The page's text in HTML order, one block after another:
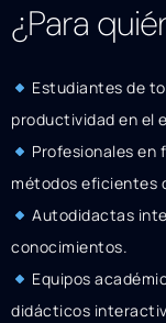
¿Para
Estudiantes de
productividad en el
Profesionales en
métodos eficientes
Autodidactas
conocimientos.
Equipos
didácticos